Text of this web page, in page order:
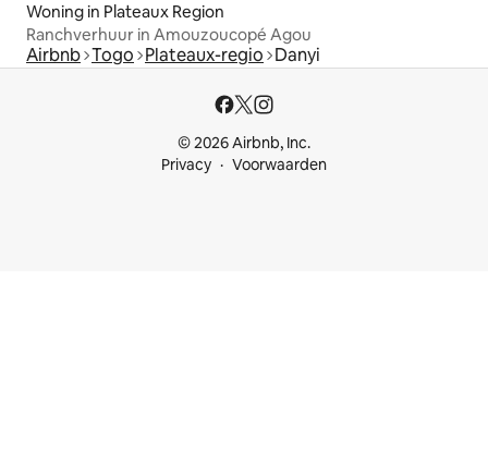
Woning in Plateaux Region
Ranchverhuur in Amouzoucopé Agou
Airbnb Togo Plateaux-regio Danyi
© 2026 Airbnb, Inc.
Privacy
Voorwaarden